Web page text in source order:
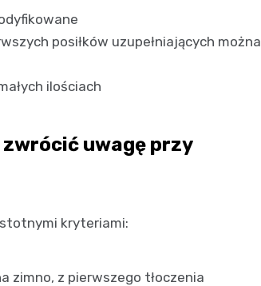
posiłków uzupełniających można
ilościach
zwrócić uwagę przy
kryteriami:
zimno, z pierwszego tłoczenia